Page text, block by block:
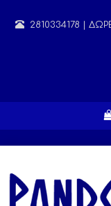
2810334178 |